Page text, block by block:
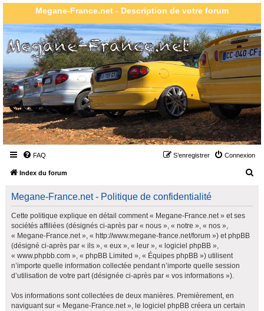
Megane-France.net - Description de votre forum
FAQ Connexion
S’enregistrer
Index du forum
Megane-France.net - Politique de confidentialité
Cette politique explique en détail comment « Megane-France.net » et ses
sociétés affiliées (désignés ci-après par « nous », « notre », « nos »,
« Megane-France.net », « http://www.megane-france.net/forum ») et phpBB
(désigné ci-après par « ils », « eux », « leur », « logiciel phpBB »,
« www.phpbb.com », « phpBB Limited », « Équipes phpBB ») utilisent
n’importe quelle information collectée pendant n’importe quelle session
d’utilisation de votre part (désignée ci-après par « vos informations »).
Vos informations sont collectées de deux manières. Premièrement, en
naviguant sur « Megane-France.net », le logiciel phpBB créera un certain